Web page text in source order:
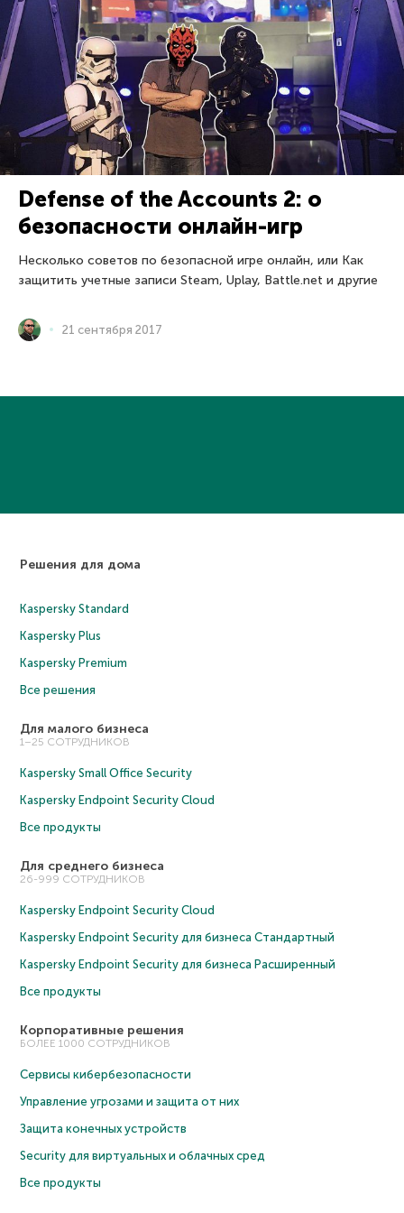
Defense of the Accounts 2: о
безопасности онлайн-игр
Несколько советов по безопасной игре онлайн, или Как
защитить учетные записи Steam, Uplay, Battle.net и другие
21 сентября 2017
Решения для дома
Kaspersky Standard
Kaspersky Plus
Kaspersky Premium
Все решения
Для малого бизнеса
1–25 СОТРУДНИКОВ
Kaspersky Small Office Security
Kaspersky Endpoint Security Cloud
Все продукты
Для среднего бизнеса
26-999 СОТРУДНИКОВ
Kaspersky Endpoint Security Cloud
Kaspersky Endpoint Security для бизнеса Cтандартный
Kaspersky Endpoint Security для бизнеса Расширенный
Все продукты
Корпоративные решения
БОЛЕЕ 1000 СОТРУДНИКОВ
Сервисы кибербезопасности
Управление угрозами и защита от них
Защита конечных устройств
Security для виртуальных и облачных сред
Все продукты